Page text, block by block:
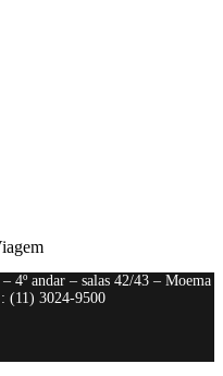
4º andar – salas 42/43 – Moema
(11) 3024-9500